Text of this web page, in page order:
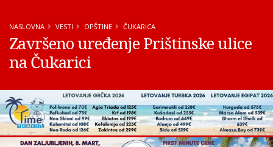
NASLOVNA VESTI OPŠTINE ČUKARICA
Završeno uređenje Prištinske ulice
na Čukarici